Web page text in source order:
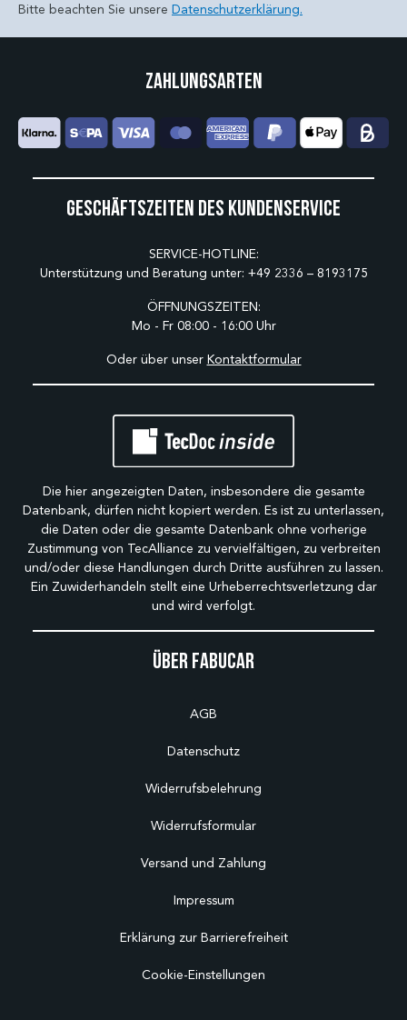
Bitte beachten Sie unsere Datenschutzerklärung.
Über Fabucar
AGB
Datenschutz
Widerrufsbelehrung
Widerrufsformular
Versand und Zahlung
Impressum
Erklärung zur Barrierefreiheit
Cookie-Einstellungen
Geschäftszeiten des Kundenservice
SERVICE-HOTLINE:
Unterstützung und Beratung unter: +49 2336 – 8193175
ÖFFNUNGSZEITEN:
Mo - Fr 08:00 - 16:00 Uhr
Oder über unser Kontaktformular
Zahlungsarten
Die hier angezeigten Daten, insbesondere die gesamte
Datenbank, dürfen nicht kopiert werden. Es ist zu unterlassen,
die Daten oder die gesamte Datenbank ohne vorherige
Zustimmung von TecAlliance zu vervielfältigen, zu verbreiten
und/oder diese Handlungen durch Dritte ausführen zu lassen.
Ein Zuwiderhandeln stellt eine Urheberrechtsverletzung dar
und wird verfolgt.